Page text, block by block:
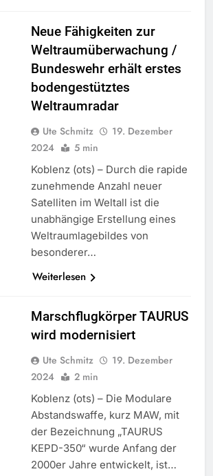
Neue Fähigkeiten zur
Weltraumüberwachung /
Bundeswehr erhält erstes
bodengestütztes
Weltraumradar
Ute Schmitz
19. Dezember
2024
5 min
Koblenz (ots) – Durch die rapide
zunehmende Anzahl neuer
Satelliten im Weltall ist die
unabhängige Erstellung eines
Weltraumlagebildes von
besonderer…
Weiterlesen
Marschflugkörper TAURUS
wird modernisiert
Ute Schmitz
19. Dezember
2024
2 min
Koblenz (ots) – Die Modulare
Abstandswaffe, kurz MAW, mit
der Bezeichnung „TAURUS
KEPD-350“ wurde Anfang der
2000er Jahre entwickelt, ist…